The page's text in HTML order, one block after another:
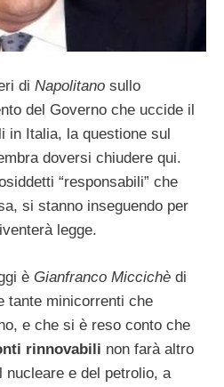
di Napolitano sullo
del Governo che uccide il
in Italia, la questione sul
doversi chiudere qui.
“responsabili” che
si stanno inseguendo per
legge.
è Gianfranco Miccichè di
tante minicorrenti che
e che si è reso conto che
rinnovabili non farà altro
e del petrolio, a